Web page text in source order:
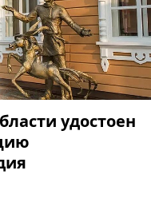
удостоен